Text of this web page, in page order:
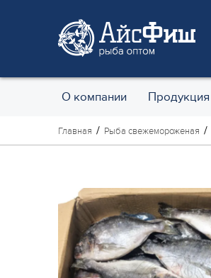
О компании Продукция
Главная Рыба свежемороженая